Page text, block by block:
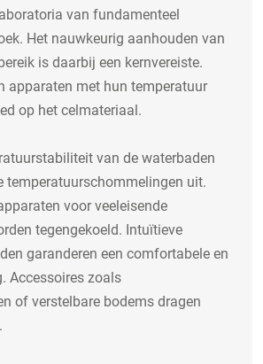
van fundamenteel
Het nauwkeurig aanhouden van
is daarbij een kernvereiste.
apparaten met hun temperatuur
op het celmateriaal.
van de waterbaden
temperatuurschommelingen uit.
voor veeleisende
tegengekoeld. Intuïtieve
garanderen een comfortabele en
Accessoires zoals
of verstelbare bodems dragen